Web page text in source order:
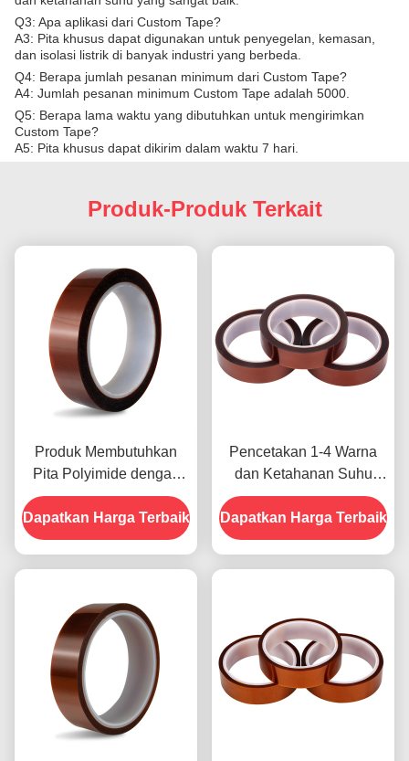
Q3: Apa aplikasi dari Custom Tape?
A3: Pita khusus dapat digunakan untuk penyegelan, kemasan,
dan isolasi listrik di banyak industri yang berbeda.
Q4: Berapa jumlah pesanan minimum dari Custom Tape?
A4: Jumlah pesanan minimum Custom Tape adalah 5000.
Q5: Berapa lama waktu yang dibutuhkan untuk mengirimkan
Custom Tape?
A5: Pita khusus dapat dikirim dalam waktu 7 hari.
Produk-Produk Terkait
Produk Membutuhkan
Pita Polyimide dengan
Resistensi Tegangan
1000V
Dapatkan Harga Terbaik
Pencetakan 1-4 Warna
dan Ketahanan Suhu
-10C-80C Metode
Pembayaran Kartu Kredit
untuk Model Sebelumnya
Dapatkan Harga Terbaik